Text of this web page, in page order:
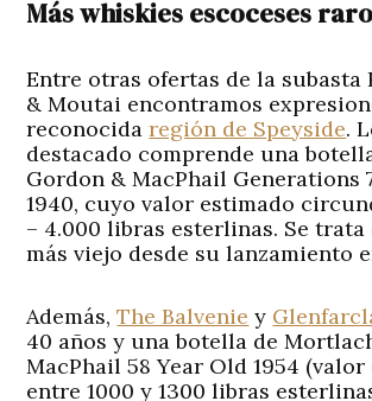
Más whiskies escoceses
Entre otras ofertas de la subasta
& Moutai encontramos
reconocidaregión de Speyside.
destacado comprende una
Gordon & MacPhail Generations
1940, cuyo valor estimado
– 4.000 libras esterlinas. Se
más viejo desde su lanzamiento
Además,The Balvenie y
40 años y una botella de
MacPhail 58 Year Old 1954
entre 1000 y 1300 libras